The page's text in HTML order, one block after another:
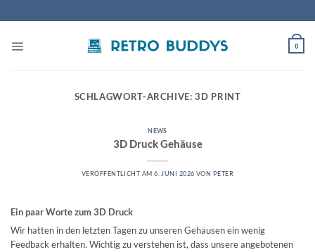
Inhalt
0
SCHLAGWORT-ARCHIVE:3D PRINT
NEWS
3D Druck Gehäuse
VERÖFFENTLICHT AM6. JUNI 2026 VON PETER
Ein paar Worte zum 3D Druck
Wir hatten in den letzten Tagen zu unseren Gehäusen ein wenig
Feedback erhalten. Wichtig zu verstehen ist, dass unsere angebotenen